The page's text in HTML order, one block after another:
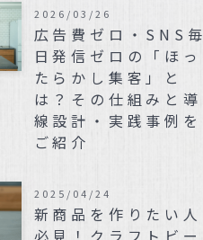
広告費ゼロ・SNS毎
日発信ゼロの「ほっ
たらかし集客」と
は？その仕組みと導
線設計・実践事例を
ご紹介
2026/03/26
新商品を作りたい人
必見！クラフトビー
2025/04/24